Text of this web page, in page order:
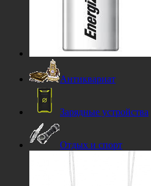
Антиквариат
Зарядные устройства
Отдых и спорт